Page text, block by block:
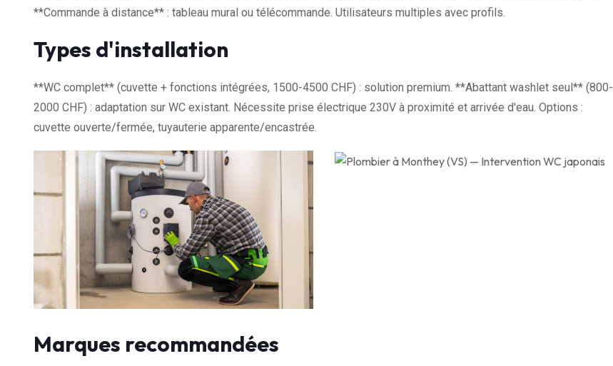
**Commande à distance** : tableau mural ou télécommande. Utilisateurs multiples avec profils.
Types d'installation
**WC complet** (cuvette + fonctions intégrées, 1500-4500 CHF) : solution premium. **Abattant washlet seul** (800-
2000 CHF) : adaptation sur WC existant. Nécessite prise électrique 230V à proximité et arrivée d'eau. Options :
cuvette ouverte/fermée, tuyauterie apparente/encastrée.
Marques recommandées